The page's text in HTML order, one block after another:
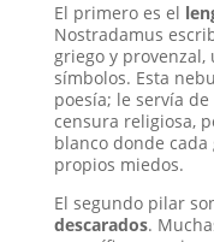
El primero es el
Nostradamus
griego y provenzal,
símbolos. Esta
poesía; le servía
censura religiosa,
blanco donde
propios miedos.
El segundo pilar
descarados.